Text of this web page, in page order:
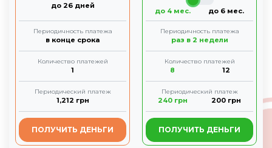
до 26 дней
Периодичность платежа
в конце срока
Количество платежей
1
Периодический платеж
1,212 грн
ПОЛУЧИТЬ ДЕНЬГИ
до 4 мес. до 6 мес.
Периодичность платежа
раз в 2 недели
Количество платежей
8 12
Периодический платеж
240грн 200 грн
ПОЛУЧИТЬ ДЕНЬГИ